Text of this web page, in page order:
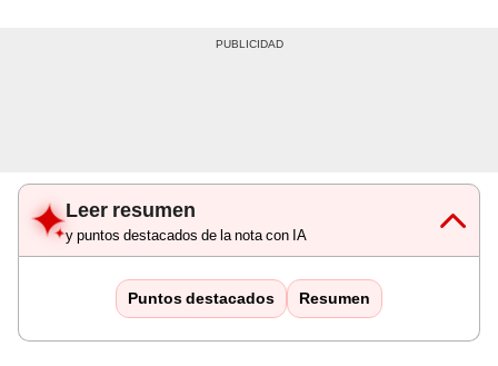
Leer resumen
y puntos destacados de la nota con IA
Puntos destacados Resumen